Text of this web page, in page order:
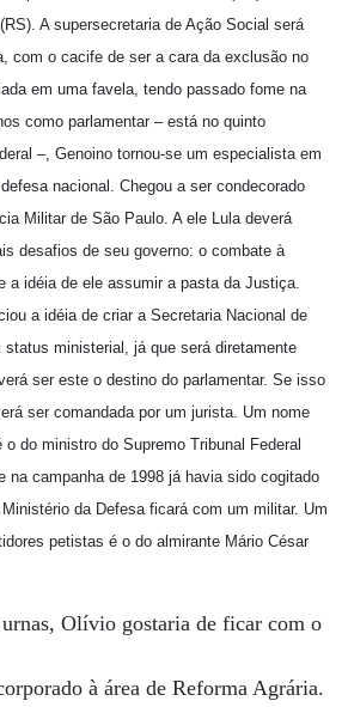
A supersecretaria de Ação Social será
com o cacife de ser a cara da exclusão no
em uma favela, tendo passado fome na
como parlamentar – está no quinto
–, Genoino tornou-se um especialista em
nacional. Chegou a ser condecorado
Militar de São Paulo. A ele Lula deverá
desafios de seu governo: o combate à
a idéia de ele assumir a pasta da Justiça.
a idéia de criar a Secretaria Nacional de
ministerial, já que será diretamente
ser este o destino do parlamentar. Se isso
ser comandada por um jurista. Um nome
o do ministro do Supremo Tribunal Federal
na campanha de 1998 já havia sido cogitado
da Defesa ficará com um militar. Um
petistas é o do almirante Mário César
Olívio gostaria de ficar com o
à área de Reforma Agrária.